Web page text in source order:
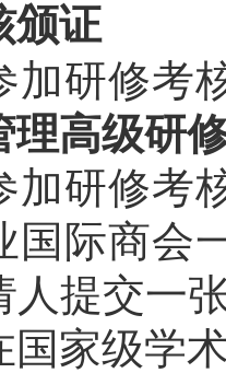
颁证
加研修
理高级研
加研修
国际商会
人提交一
国家级学